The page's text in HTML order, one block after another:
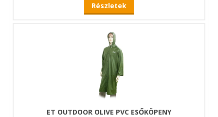
Részletek
ET OUTDOOR OLIVE PVC ESŐKÖPENY